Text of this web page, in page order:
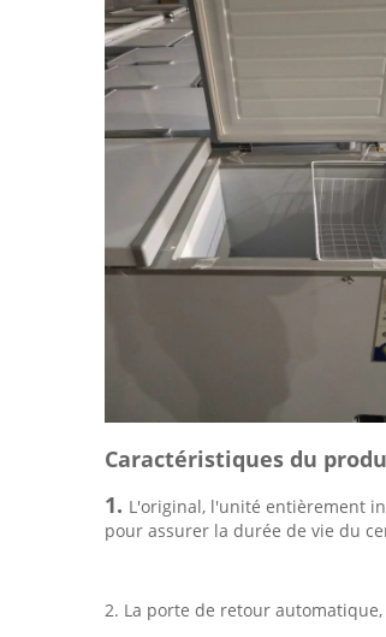
Caractéristiques du
1. L'original, l'unité entièrement
pour assurer la durée de vie du
2. La porte de retour